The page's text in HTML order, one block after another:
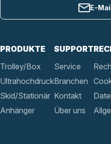
PRODUKTE
Trolley/Box
Ultrahochdruck
Skid/Stationär
Anhänger
SUPPORT
Service
Branchen
Kontakt
Über uns
E-